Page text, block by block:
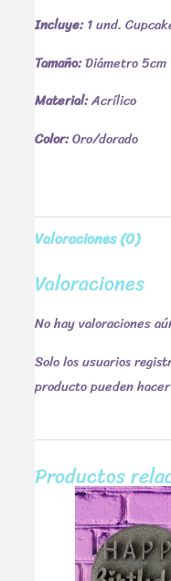
Incluye:1 und.
Tamaño:Diámetro 5cm
Material:Acrílico
Color:Oro/dorado
Valoraciones (0)
Valoraciones
No hay valoraciones
Solo los usuarios
producto pueden
Productos